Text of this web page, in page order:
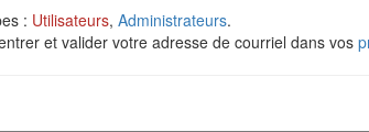
: Utilisateurs, Administrateurs.
et valider votre adresse de courriel dans vos